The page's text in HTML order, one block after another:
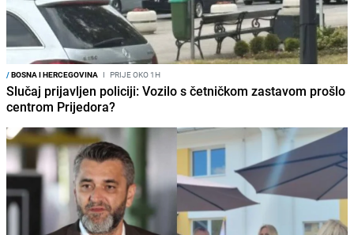
/BOSNA I HERCEGOVINA I PRIJE OKO 1H
Slučaj prijavljen policiji: Vozilo s četničkom zastavom prošlo
centrom Prijedora?